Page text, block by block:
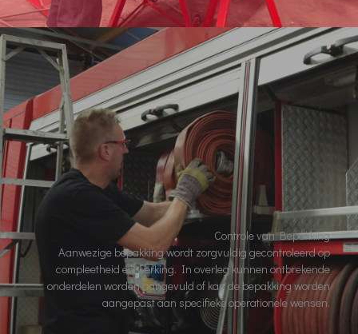
Controle van Bepakking
Aanwezige bepakking wordt zorgvuldig gecontroleerd op
compleetheid en werking. In overleg kunnen ontbrekende
onderdelen worden aangevuld of kan de bepakking worden
aangepast aan specifieke operationele wensen.